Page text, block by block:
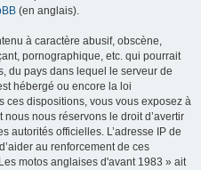
(en anglais).
à caractère abusif, obscène,
pornographique, etc. qui pourrait
du pays dans lequel le serveur de
hébergé ou encore la loi
ces dispositions, vous vous exposez à
nous réservons le droit d’avertir
autorités officielles. L’adresse IP de
au renforcement de ces
motos anglaises d'avant 1983 » ait